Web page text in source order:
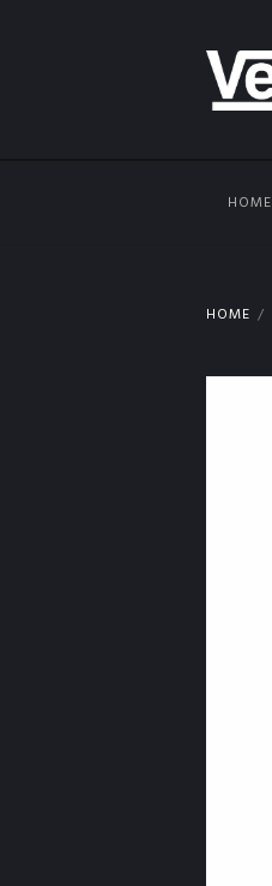
HOME
HOME